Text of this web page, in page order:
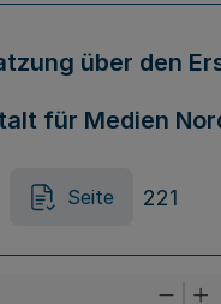
über den
für Medien
Seite 221